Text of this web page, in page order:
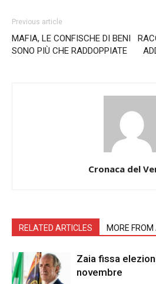
Previous article
MAFIA, LE CONFISCHE DI BENI
SONO PIÙ CHE RADDOPPIATE
Cronaca del
RELATED ARTICLES MORE
Zaia fissa
novembre